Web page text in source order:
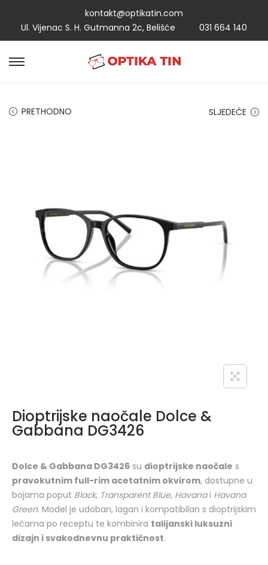
kontakt@optikatin.com
Ul. Vijenac S. H. Gutmanna 2c, Belišće
031 664 140
PRETHODNO SLJEDEĆE
Dioptrijske naočale Dolce &
Gabbana DG3426
Dolce & Gabbana DG3426 su dioptrijske naočale s
pravokutnim full-rim acetatnim okvirom, dostupne u
bojama poput Black, Transparent Blue, Havanai Havana
Green. Model je udoban, lagan i kompatibilan s dioptrijskim
lećama po receptu te kombinira talijanski luksuzni
dizajn i svakodnevnu praktičnost.